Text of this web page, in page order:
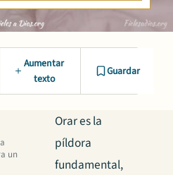
Aumentar
texto
Guardar
un
Orar es la
píldora
fundamental,